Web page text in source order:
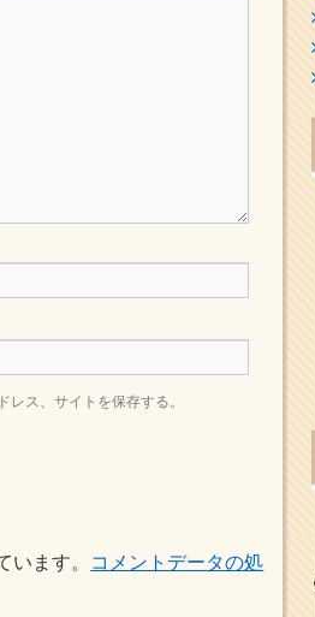
ス、サイトを保存する。
います。
コメントデータの処